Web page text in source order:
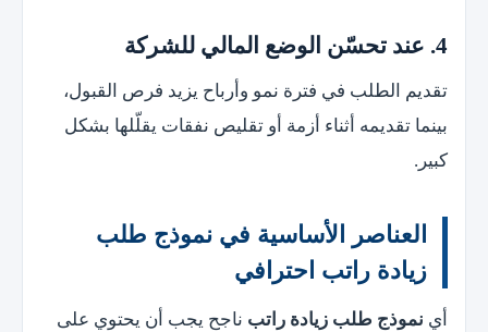
4. عند تحسّن الوضع المالي للشركة
تقديم الطلب في فترة نمو وأرباح يزيد فرص القبول،
بينما تقديمه أثناء أزمة أو تقليص نفقات يقلّلها بشكل
كبير.
العناصر الأساسية في نموذج طلب
زيادة راتب احترافي
أي نموذج طلب زيادة راتب ناجح يجب أن يحتوي على